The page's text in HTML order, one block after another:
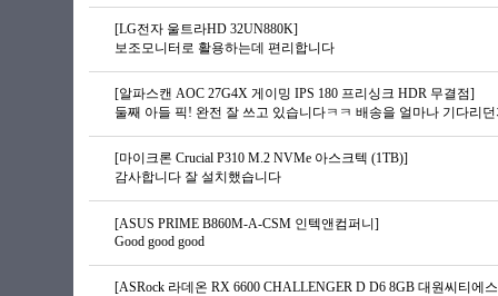
[LG전자 울트라HD 32UN880K]
보조모니터로 활용하는데 편리합니다
[알파스캔 AOC 27G4X 게이밍 IPS 180 프리싱크 HDR 무결점]
[마이크론 Crucial P310 M.2 NVMe 아스크텍 (1TB)]
감사합니다 잘 설치했습니다
[ASUS PRIME B860M-A-CSM 인텍앤컴퍼니]
Good good good
[ASRock 라데온 RX 6600 CHALLENGER D D6 8GB 대원씨티에